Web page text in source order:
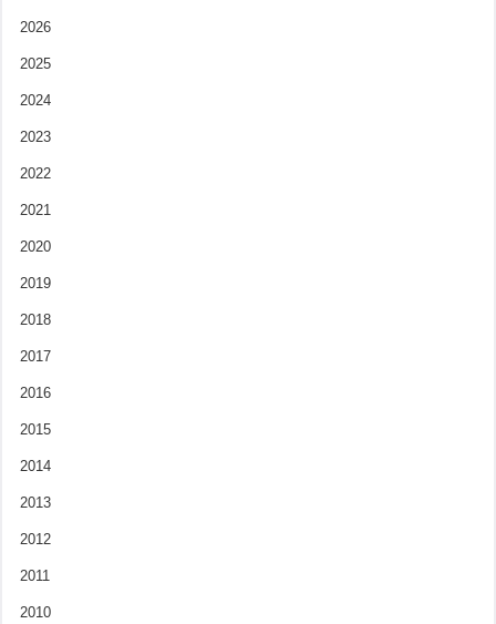
2026
2025
2024
2023
2022
2021
2020
2019
2018
2017
2016
2015
2014
2013
2012
2011
2010